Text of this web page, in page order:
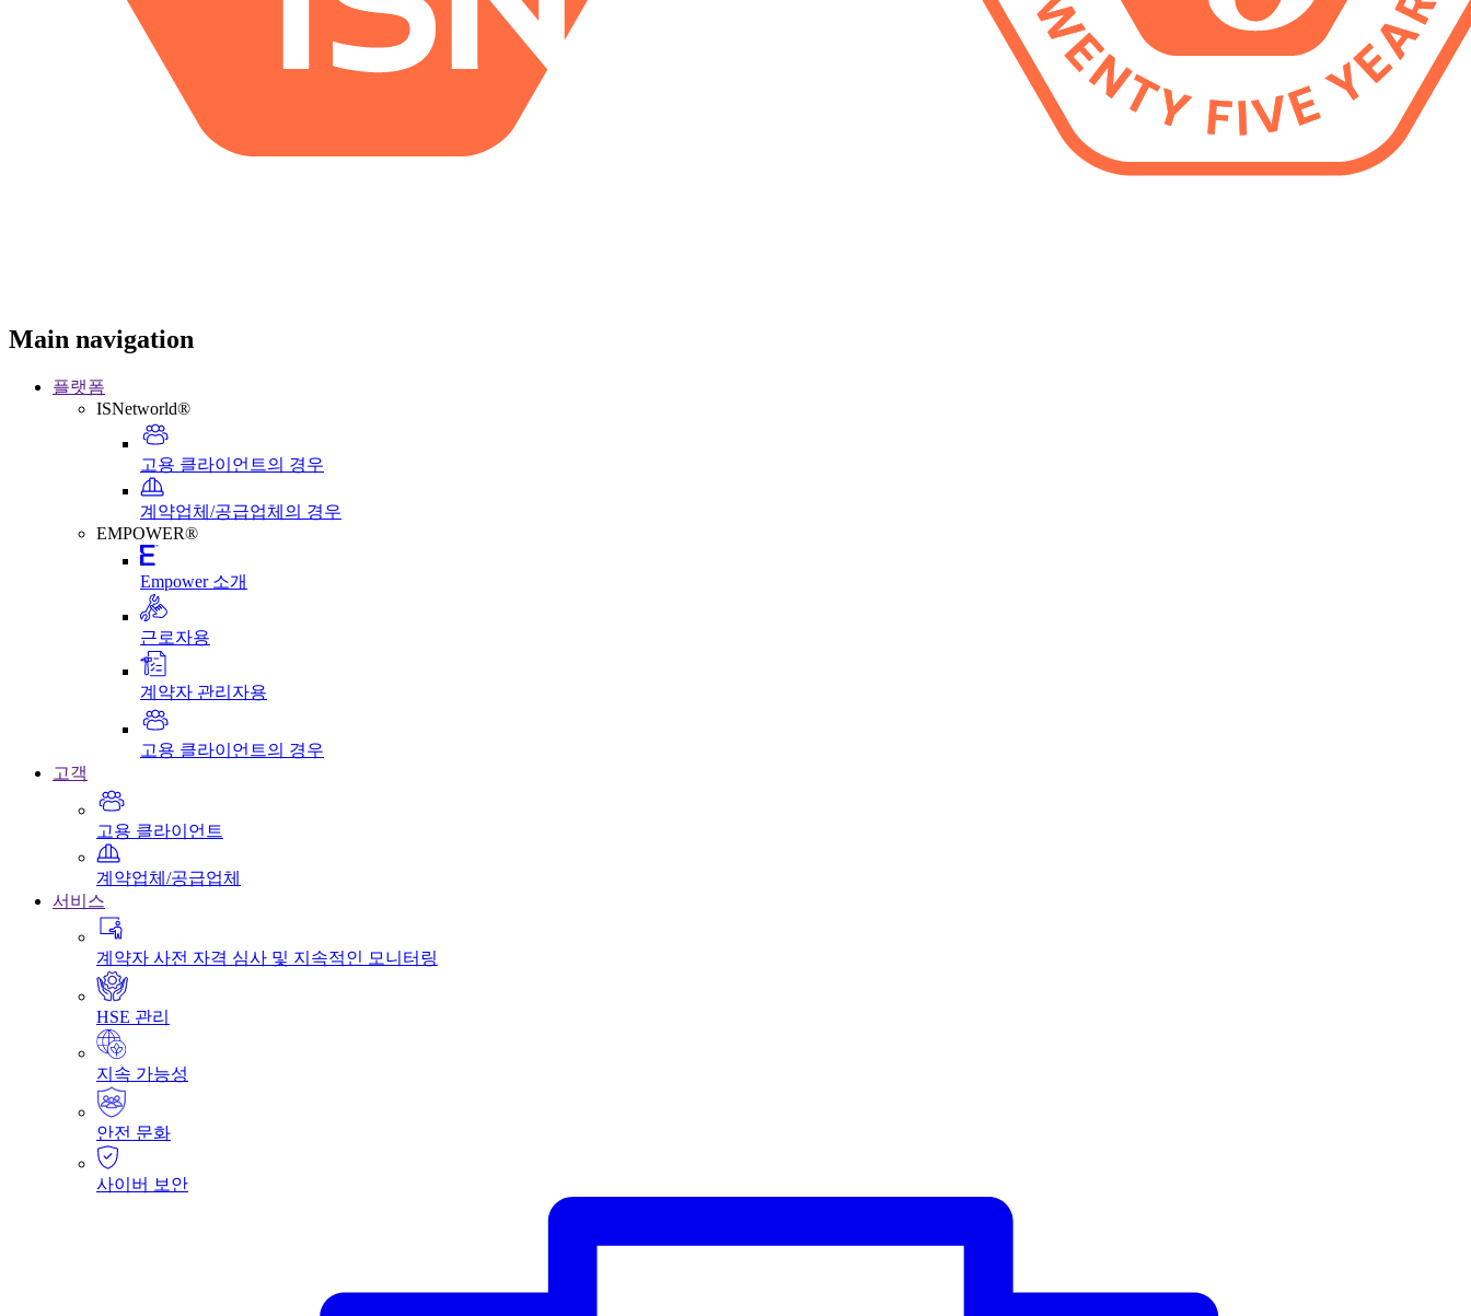
Main navigation
플랫폼
ISNetworld®
고용 클라이언트의 경우
계약업체/공급업체의 경우
EMPOWER®
Empower 소개
근로자용
계약자 관리자용
고용 클라이언트의 경우
고객
고용 클라이언트
계약업체/공급업체
서비스
계약자 사전 자격 심사 및 지속적인 모니터링
HSE 관리
지속 가능성
안전 문화
사이버 보안